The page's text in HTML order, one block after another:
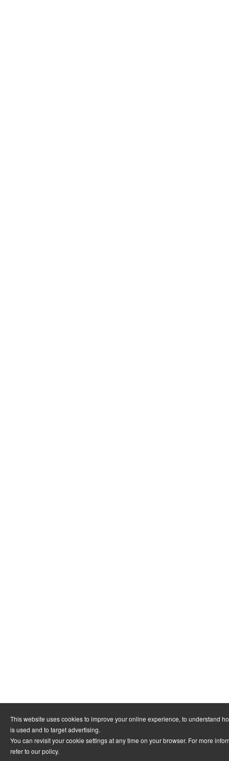
This website uses cookies to improve your online experience, to understand
is used and to target advertising.
You can revisit your cookie settings at any time on your browser. For more
refer to our policy.